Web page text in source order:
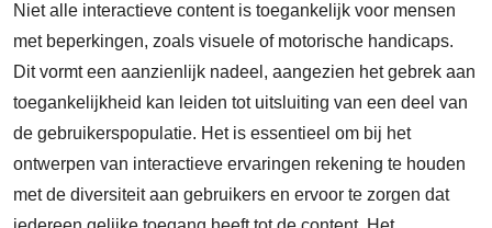
Niet alle interactieve content is toegankelijk voor mensen
met beperkingen, zoals visuele of motorische handicaps.
Dit vormt een aanzienlijk nadeel, aangezien het gebrek aan
toegankelijkheid kan leiden tot uitsluiting van een deel van
de gebruikerspopulatie. Het is essentieel om bij het
ontwerpen van interactieve ervaringen rekening te houden
met de diversiteit aan gebruikers en ervoor te zorgen dat